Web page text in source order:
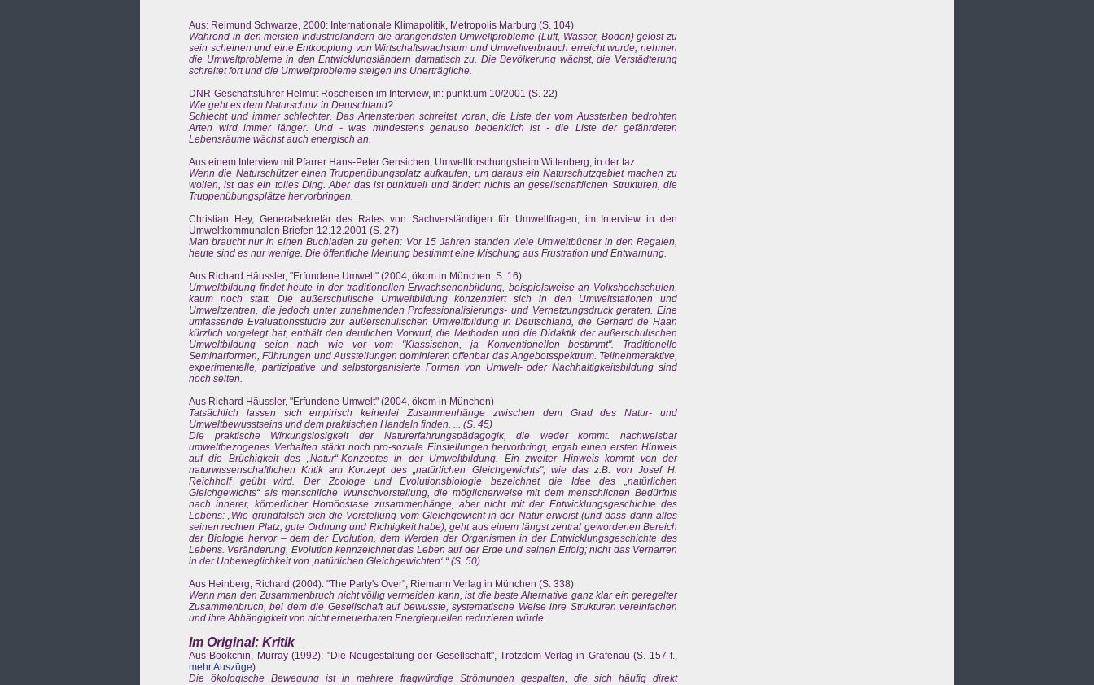
Aus: Reimund Schwarze, 2000: Internationale Klimapolitik, Metropolis Marburg (S. 104)
Während in den meisten Industrieländern die drängendsten Umweltprobleme (Luft, Wasser, Boden) gelöst zu
sein scheinen und eine Entkopplung von Wirtschaftswachstum und Umweltverbrauch erreicht wurde, nehmen
die Umweltprobleme in den Entwicklungsländern damatisch zu. Die Bevölkerung wächst, die Verstädterung
schreitet fort und die Umweltprobleme steigen ins Unerträgliche.
DNR-Geschäftsführer Helmut Röscheisen im Interview, in: punkt.um 10/2001 (S. 22)
Wie geht es dem Naturschutz in Deutschland?
Schlecht und immer schlechter. Das Artensterben schreitet voran, die Liste der vom Aussterben bedrohten
Arten wird immer länger. Und - was mindestens genauso bedenklich ist - die Liste der gefährdeten
Lebensräume wächst auch energisch an.
Aus einem Interview mit Pfarrer Hans-Peter Gensichen, Umweltforschungsheim Wittenberg, in der taz
Wenn die Naturschützer einen Truppenübungsplatz aufkaufen, um daraus ein Naturschutzgebiet machen zu
wollen, ist das ein tolles Ding. Aber das ist punktuell und ändert nichts an gesellschaftlichen Strukturen, die
Truppenübungsplätze hervorbringen.
Christian Hey, Generalsekretär des Rates von Sachverständigen für Umweltfragen, im Interview in den
Umweltkommunalen Briefen 12.12.2001 (S. 27)
Man braucht nur in einen Buchladen zu gehen: Vor 15 Jahren standen viele Umweltbücher in den Regalen,
heute sind es nur wenige. Die öffentliche Meinung bestimmt eine Mischung aus Frustration und Entwarnung.
Aus Richard Häussler, "Erfundene Umwelt" (2004, ökom in München, S. 16)
Umweltbildung findet heute in der traditionellen Erwachsenenbildung, beispielsweise an Volkshochschulen,
kaum noch statt. Die außerschulische Umweltbildung konzentriert sich in den Umweltstationen und
Umweltzentren, die jedoch unter zunehmenden Professionalisierungs- und Vernetzungsdruck geraten. Eine
umfassende Evaluationsstudie zur außerschulischen Umweltbildung in Deutschland, die Gerhard de Haan
kürzlich vorgelegt hat, enthält den deutlichen Vorwurf, die Methoden und die Didaktik der außerschulischen
Umweltbildung seien nach wie vor vom "Klassischen, ja Konventionellen bestimmt". Traditionelle
Seminarformen, Führungen und Ausstellungen dominieren offenbar das Angebotsspektrum. Teilnehmeraktive,
experimentelle, partizipative und selbstorganisierte Formen von Umwelt- oder Nachhaltigkeitsbildung sind
noch selten.
Aus Richard Häussler, "Erfundene Umwelt" (2004, ökom in München)
Tatsächlich lassen sich empirisch keinerlei Zusammenhänge zwischen dem Grad des Natur- und
Umweltbewusstseins und dem praktischen Handeln finden. ... (S. 45)
Die praktische Wirkungslosigkeit der Naturerfahrungspädagogik, die weder kommt. nachweisbar
umweltbezogenes Verhalten stärkt noch pro-soziale Einstellungen hervorbringt, ergab einen ersten Hinweis
auf die Brüchigkeit des „Natur“-Konzeptes in der Umweltbildung. Ein zweiter Hinweis kommt von der
naturwissenschaftlichen Kritik am Konzept des „natürlichen Gleichgewichts", wie das z.B. von Josef H.
Reichholf geübt wird. Der Zoologe und Evolutionsbiologie bezeichnet die Idee des „natürlichen
Gleichgewichts“ als menschliche Wunschvorstellung, die möglicherweise mit dem menschlichen Bedürfnis
nach innerer, körperlicher Homöostase zusammenhänge, aber nicht mit der Entwicklungsgeschichte des
Lebens: „Wie grundfalsch sich die Vorstellung vom Gleichgewicht in der Natur erweist (und dass darin alles
seinen rechten Platz, gute Ordnung und Richtigkeit habe), geht aus einem längst zentral gewordenen Bereich
der Biologie hervor – dem der Evolution, dem Werden der Organismen in der Entwicklungsgeschichte des
Lebens. Veränderung, Evolution kennzeichnet das Leben auf der Erde und seinen Erfolg; nicht das Verharren
in der Unbeweglichkeit von ,natürlichen Gleichgewichten‘.“ (S. 50)
Aus Heinberg, Richard (2004): "The Party's Over", Riemann Verlag in München (S. 338)
Wenn man den Zusammenbruch nicht völlig vermeiden kann, ist die beste Alternative ganz klar ein geregelter
Zusammenbruch, bei dem die Gesellschaft auf bewusste, systematische Weise ihre Strukturen vereinfachen
und ihre Abhängigkeit von nicht erneuerbaren Energiequellen reduzieren würde.
Im Original: Kritik
Aus Bookchin, Murray (1992): "Die Neugestaltung der Gesellschaft", Trotzdem-Verlag in Grafenau (S. 157 f.,
mehr Auszüge)
Die ökologische Bewegung ist in mehrere fragwürdige Strömungen gespalten, die sich häufig direkt